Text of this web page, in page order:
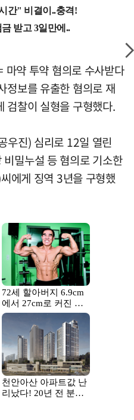
마약 투약 혐의로 수사받다
정보를 유출한 혐의로 재
검찰이 실형을 구형했다.
우진) 심리로 12일 열린
밀누설 등 혐의로 기소한
에게 징역 3년을 구형했